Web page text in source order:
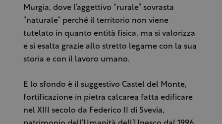
Murgia, dove l’aggettivo “rurale” sovrasta
“naturale” perché il territorio non viene
tutelato in quanto entità fisica, ma si valorizza
e si esalta grazie allo stretto legame con la sua
storia e con il lavoro umano.
E lo sfondo è il suggestivo Castel del Monte,
fortificazione in pietra calcarea fatta edificare
nel XIII secolo da Federico II di Svevia,